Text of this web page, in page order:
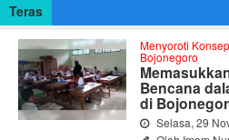
Teras
Menyoroti
Bojonegoro
Bencana
di
Selasa, 29